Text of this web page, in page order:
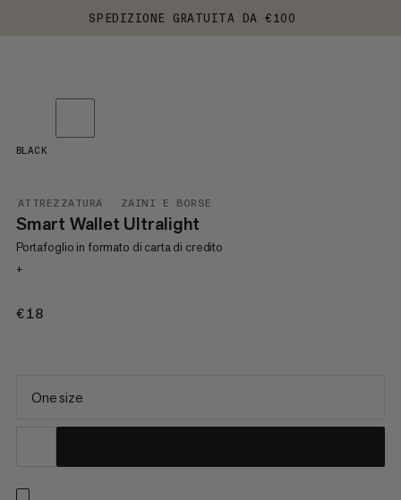
SPEDIZIONE GRATUITA DA €100
ATTREZZATURA ZAINI E BORSE
Smart Wallet Ultralight
Portafoglio in formato di carta di credito
+
€18
BLACK
One size